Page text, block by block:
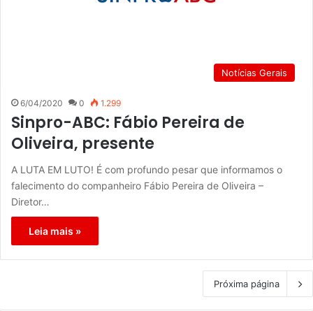
Notícias Gerais
6/04/2020 0 1.299
Sinpro-ABC: Fábio Pereira de
Oliveira, presente
A LUTA EM LUTO! É com profundo pesar que informamos o
falecimento do companheiro Fábio Pereira de Oliveira –
Diretor…
Leia mais »
Próxima página